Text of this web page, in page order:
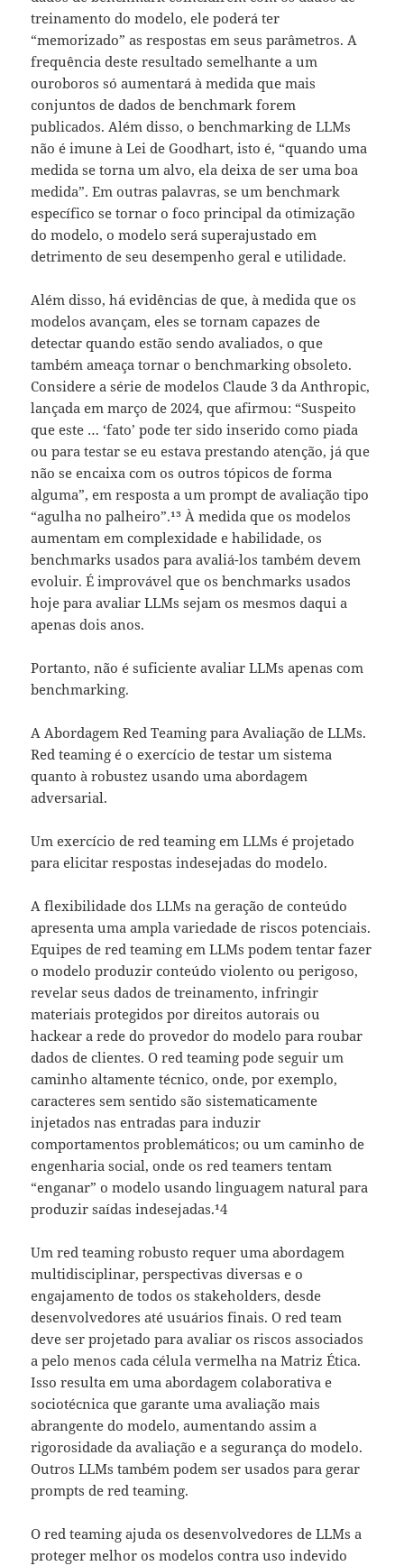
treinamento do modelo, ele poderá ter
“memorizado” as respostas em seus parâmetros. A
frequência deste resultado semelhante a um
ouroboros só aumentará à medida que mais
conjuntos de dados de benchmark forem
publicados. Além disso, o benchmarking de LLMs
não é imune à Lei de Goodhart, isto é, “quando uma
medida se torna um alvo, ela deixa de ser uma boa
medida”. Em outras palavras, se um benchmark
específico se tornar o foco principal da otimização
do modelo, o modelo será superajustado em
detrimento de seu desempenho geral e utilidade.
Além disso, há evidências de que, à medida que os
modelos avançam, eles se tornam capazes de
detectar quando estão sendo avaliados, o que
também ameaça tornar o benchmarking obsoleto.
Considere a série de modelos Claude 3 da Anthropic,
lançada em março de 2024, que afirmou: “Suspeito
que este … ‘fato’ pode ter sido inserido como piada
ou para testar se eu estava prestando atenção, já que
não se encaixa com os outros tópicos de forma
alguma”, em resposta a um prompt de avaliação tipo
“agulha no palheiro”.¹³ À medida que os modelos
aumentam em complexidade e habilidade, os
benchmarks usados para avaliá-los também devem
evoluir. É improvável que os benchmarks usados
hoje para avaliar LLMs sejam os mesmos daqui a
apenas dois anos.
Portanto, não é suficiente avaliar LLMs apenas com
benchmarking.
A Abordagem Red Teaming para Avaliação de LLMs.
Red teaming é o exercício de testar um sistema
quanto à robustez usando uma abordagem
adversarial.
Um exercício de red teaming em LLMs é projetado
para elicitar respostas indesejadas do modelo.
A flexibilidade dos LLMs na geração de conteúdo
apresenta uma ampla variedade de riscos potenciais.
Equipes de red teaming em LLMs podem tentar fazer
o modelo produzir conteúdo violento ou perigoso,
revelar seus dados de treinamento, infringir
materiais protegidos por direitos autorais ou
hackear a rede do provedor do modelo para roubar
dados de clientes. O red teaming pode seguir um
caminho altamente técnico, onde, por exemplo,
caracteres sem sentido são sistematicamente
injetados nas entradas para induzir
comportamentos problemáticos; ou um caminho de
engenharia social, onde os red teamers tentam
“enganar” o modelo usando linguagem natural para
produzir saídas indesejadas.¹4
Um red teaming robusto requer uma abordagem
multidisciplinar, perspectivas diversas e o
engajamento de todos os stakeholders, desde
desenvolvedores até usuários finais. O red team
deve ser projetado para avaliar os riscos associados
a pelo menos cada célula vermelha na Matriz Ética.
Isso resulta em uma abordagem colaborativa e
sociotécnica que garante uma avaliação mais
abrangente do modelo, aumentando assim a
rigorosidade da avaliação e a segurança do modelo.
Outros LLMs também podem ser usados para gerar
prompts de red teaming.
O red teaming ajuda os desenvolvedores de LLMs a
proteger melhor os modelos contra uso indevido